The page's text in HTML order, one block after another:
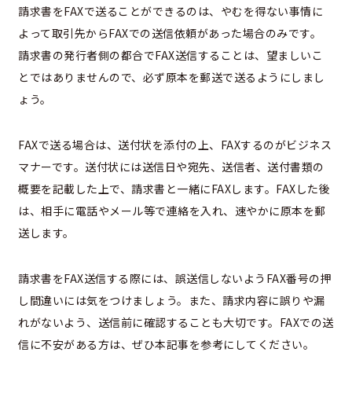
請求書をFAXで送ることができるのは、やむを得ない事情に
よって取引先からFAXでの送信依頼があった場合のみです。
請求書の発行者側の都合でFAX送信することは、望ましいこ
とではありませんので、必ず原本を郵送で送るようにしまし
ょう。
FAXで送る場合は、送付状を添付の上、FAXするのがビジネス
マナーです。送付状には送信日や宛先、送信者、送付書類の
概要を記載した上で、請求書と一緒にFAXします。FAXした後
は、相手に電話やメール等で連絡を入れ、速やかに原本を郵
送します。
請求書をFAX送信する際には、誤送信しないようFAX番号の押
し間違いには気をつけましょう。また、請求内容に誤りや漏
れがないよう、送信前に確認することも大切です。FAXでの送
信に不安がある方は、ぜひ本記事を参考にしてください。